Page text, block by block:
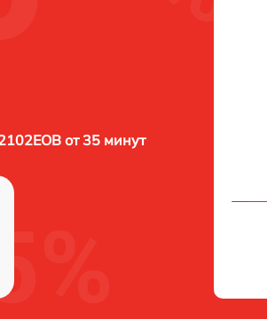
от 35 минут